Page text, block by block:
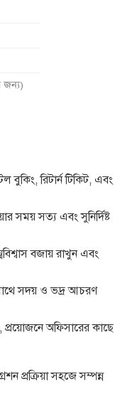
জন্য)
বুকিং, রিটার্ন টিকিট, এবং
সময় সত্য এবং সুনির্দিষ্ট
বজায় রাখুন এবং
সদয় ও ভদ্র আচরণ
প্রয়োজনে অফিসারের কাছে
প্রক্রিয়া সহজে সম্পন্ন